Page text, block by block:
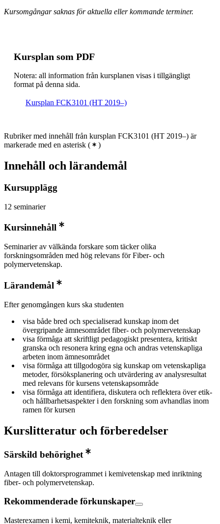
Kursomgångar saknas för aktuella eller kommande terminer.
Kursplan som PDF
Notera: all information från kursplanen visas i tillgängligt
format på denna sida.
Kursplan FCK3101 (HT 2019–)
Rubriker med innehåll från kursplan FCK3101 (HT 2019–) är
markerade med en asterisk ( )
Innehåll och lärandemål
Kursupplägg
12 seminarier
Kursinnehåll
Seminarier av välkända forskare som täcker olika
forskningsområden med hög relevans för Fiber- och
polymervetenskap.
Lärandemål
Efter genomgången kurs ska studenten
visa både bred och specialiserad kunskap inom det
övergripande ämnesområdet fiber- och polymervetenskap
visa förmåga att skriftligt pedagogiskt presentera, kritiskt
granska och resonera kring egna och andras vetenskapliga
arbeten inom ämnesområdet
visa förmåga att tillgodogöra sig kunskap om vetenskapliga
metoder, försöksplanering och utvärdering av analysresultat
med relevans för kursens vetenskapsområde
visa förmåga att identifiera, diskutera och reflektera över etik-
och hållbarhetsaspekter i den forskning som avhandlas inom
ramen för kursen
Kurslitteratur och förberedelser
Särskild behörighet
Antagen till doktorsprogrammet i kemivetenskap med inriktning
fiber- och polymervetenskap.
Rekommenderade förkunskaper
Masterexamen i kemi, kemiteknik, materialteknik eller